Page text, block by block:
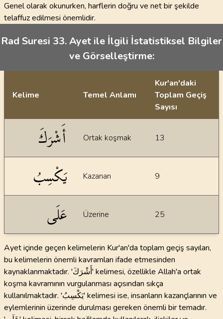
Genel olarak okunurken, harflerin doğru ve net bir şekilde
telaffuz edilmesi önemlidir.
Rad Suresi 33. Ayet ile İlgili İstatistiksel Bilgiler
ve Görselleştirme:
Kelime Temel Anlamı
Kur'an'daki
Toplam Geçiş
Sayısı
أَشْرَكَ Ortak koşmak 13
يَكْسِبُ Kazanan 9
عَلَى Üzerine 25
Ayet içinde geçen kelimelerin Kur'an'da toplam geçiş sayıları,
bu kelimelerin önemli kavramları ifade etmesinden
kaynaklanmaktadır. 'أَشْرَكَ' kelimesi, özellikle Allah'a ortak
koşma kavramının vurgulanması açısından sıkça
kullanılmaktadır. 'يَكْسِبُ' kelimesi ise, insanların kazançlarının ve
eylemlerinin üzerinde durulması gereken önemli bir temadır.